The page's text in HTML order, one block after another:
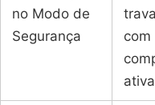
no Modo de
Segurança
com